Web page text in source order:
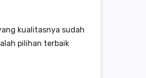
kualitasnya sudah
pilihan terbaik